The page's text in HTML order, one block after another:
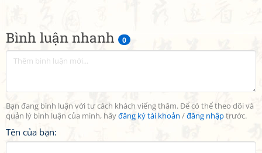
Bình luận nhanh 0
Bạn đang bình luận với tư cách khách viếng thăm. Để có thể theo dõi và
quản lý bình luận của mình, hãyđăng ký tài khoản /đăng nhậptrước.
Tên của bạn: